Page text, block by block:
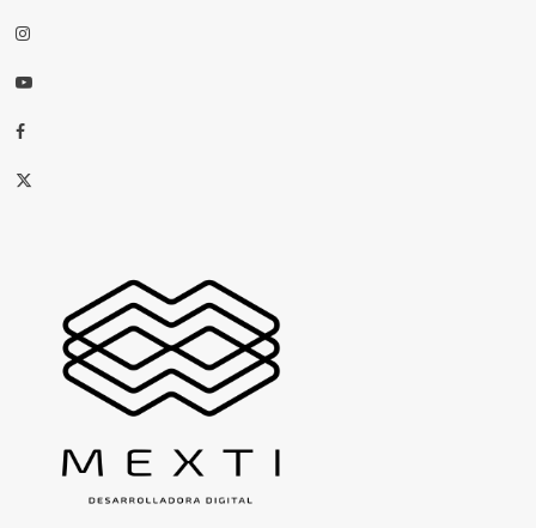
Instagram
Youtube
Facebook
X